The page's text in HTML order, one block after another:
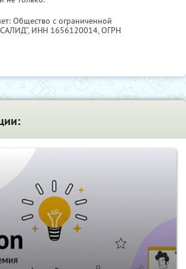
Общество с ограниченной
ИНН 1656120014, ОГРН